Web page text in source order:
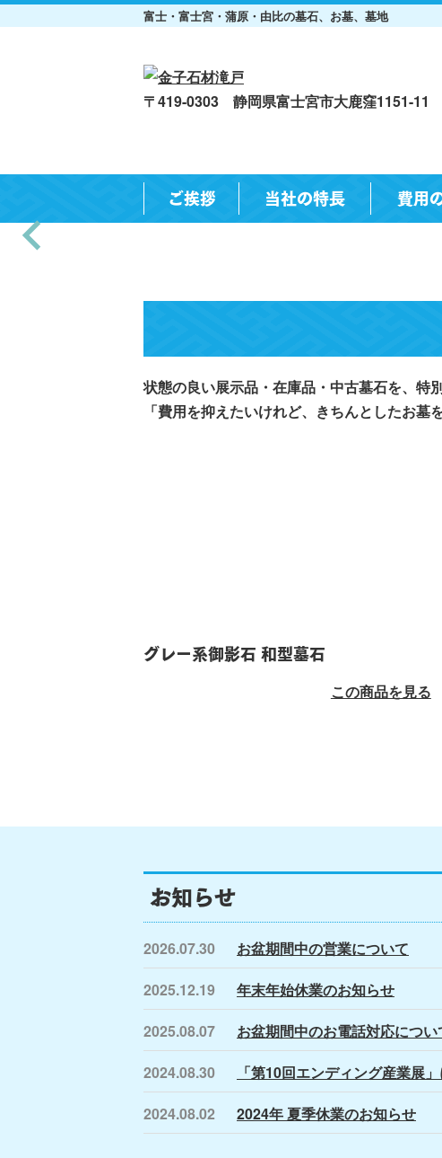
富士・富士宮・蒲原・由比の墓石、お墓、墓地
〒419-0303 静岡県富士宮市大鹿窪1151-11
ご挨拶 当社の特長 費用
状態の良い展示品・在庫品・中古墓石を、特
「費用を抑えたいけれど、きちんとしたお墓
グレー系御影石 和型墓石
この商品を見る
お知らせ
2026.07.30
お盆期間中の営業について
2025.12.19
年末年始休業のお知らせ
2025.08.07
お盆期間中のお電話対応につ
2024.08.30
「第10回エンディング産業展
2024.08.02
2024年 夏季休業のお知らせ